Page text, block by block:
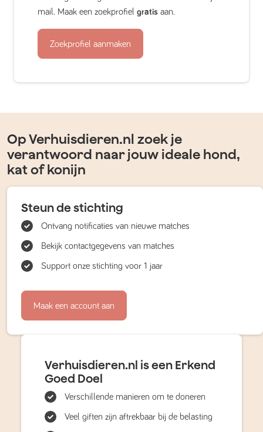
mail. Maak een zoekprofiel gratis aan.
Zoekprofiel aanmaken
Op Verhuisdieren.nl zoek je
verantwoord naar jouw ideale hond,
kat of konijn
Steun de stichting
Ontvang notificaties van nieuwe matches
Bekijk contactgegevens van matches
Support onze stichting voor 1 jaar
Maak een account aan
Verhuisdieren.nl is een Erkend
Goed Doel
Verschillende manieren om te doneren
Veel giften zijn aftrekbaar bij de belasting